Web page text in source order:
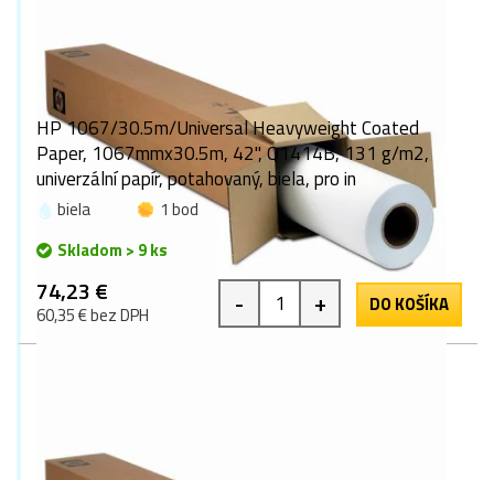
HP 1067/30.5m/Universal Heavyweight Coated
Paper, 1067mmx30.5m, 42", Q1414B, 131 g/m2,
univerzální papír, potahovaný, biela, pro in
biela
1 bod
Skladom > 9 ks
74,23 €
60,35 € bez DPH - + DO KOŠÍKA